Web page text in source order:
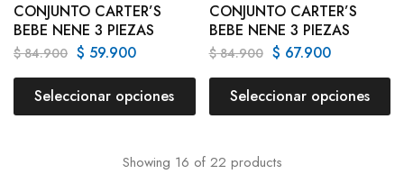
CONJUNTO CARTER’S
BEBE NENE 3 PIEZAS
$84.900 $ 59.900
Seleccionar opciones
CONJUNTO CARTER’S
BEBE NENE 3 PIEZAS
$84.900 $ 67.900
Seleccionar opciones
Showing 16 of 22 products